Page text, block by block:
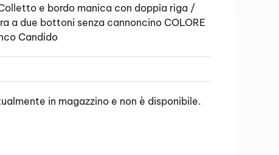
e bordo manica con doppia riga /
a due bottoni senza cannoncino COLORE
Candido
in magazzino e non è disponibile.